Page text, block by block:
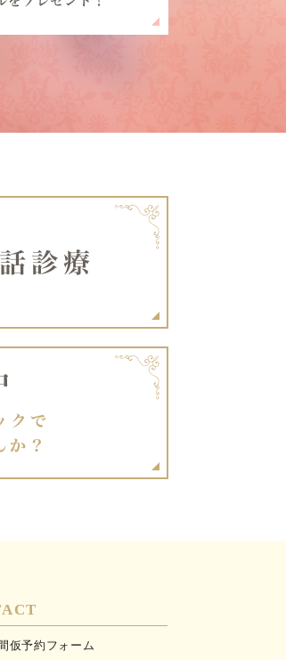
仮予約フォーム